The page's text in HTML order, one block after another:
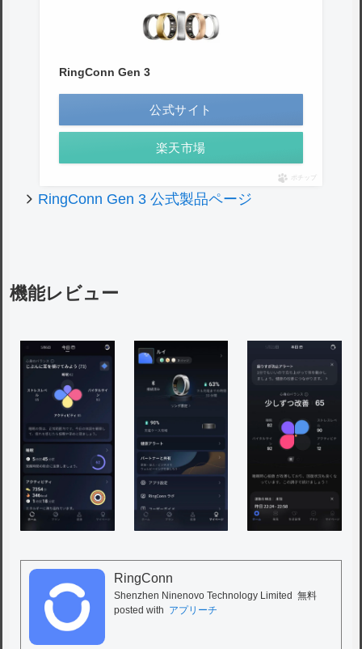
RingConn Gen 3
公式サイト
楽天市場
ポチップ
RingConn Gen 3 公式製品ページ
機能レビュー
RingConn
Shenzhen Ninenovo Technology Limited
無料
posted with アプリーチ